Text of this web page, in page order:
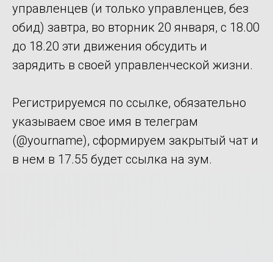
управленцев (и только управленцев, без
обид) завтра, во вторник 20 января, с 18.00
до 18.20 эти движения обсудить и
зарядить в своей управленческой жизни.
Регистрируемся по ссылке, обязательно
указываем свое имя в телеграм
(@yourname), сформируем закрытый чат и
в нем в 17.55 будет ссылка на зум.